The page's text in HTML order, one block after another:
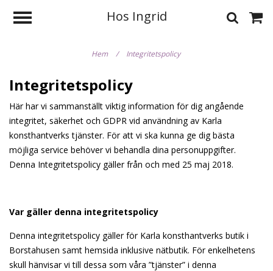
Hos Ingrid
Hem / Integritetspolicy
Integritetspolicy
Här har vi sammanställt viktig information för dig angående
integritet, säkerhet och GDPR vid användning av Karla
konsthantverks tjänster. För att vi ska kunna ge dig bästa
möjliga service behöver vi behandla dina personuppgifter.
Denna Integritetspolicy gäller från och med 25 maj 2018.
Var gäller denna integritetspolicy
Denna integritetspolicy gäller för Karla konsthantverks butik i
Borstahusen samt hemsida inklusive nätbutik. För enkelhetens
skull hänvisar vi till dessa som våra ”tjänster” i denna